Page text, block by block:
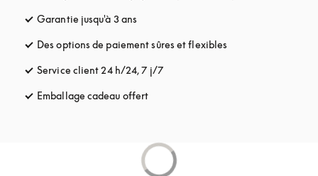
Garantie jusqu'à 3 ans
Des options de paiement sûres et flexibles
Service client 24 h/24, 7 j/7s’ouvre dans un nouvel onglet
Emballage cadeau offert